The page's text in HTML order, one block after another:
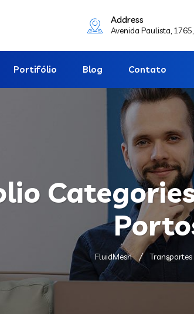
Address
Avenida Paulista,
Portifólio Blog Contato
FluidMesh Transportes